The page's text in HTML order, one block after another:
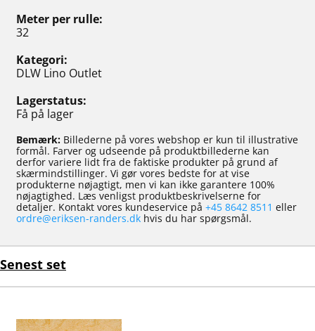
Meter per rulle
32
Kategori
DLW Lino Outlet
Lagerstatus
Få på lager
Bemærk: Billederne på vores webshop er kun til illustrative
formål. Farver og udseende på produktbillederne kan
derfor variere lidt fra de faktiske produkter på grund af
skærmindstillinger. Vi gør vores bedste for at vise
produkterne nøjagtigt, men vi kan ikke garantere 100%
nøjagtighed. Læs venligst produktbeskrivelserne for
detaljer. Kontakt vores kundeservice på +45 8642 8511 eller
ordre@eriksen-randers.dk hvis du har spørgsmål.
Senest set